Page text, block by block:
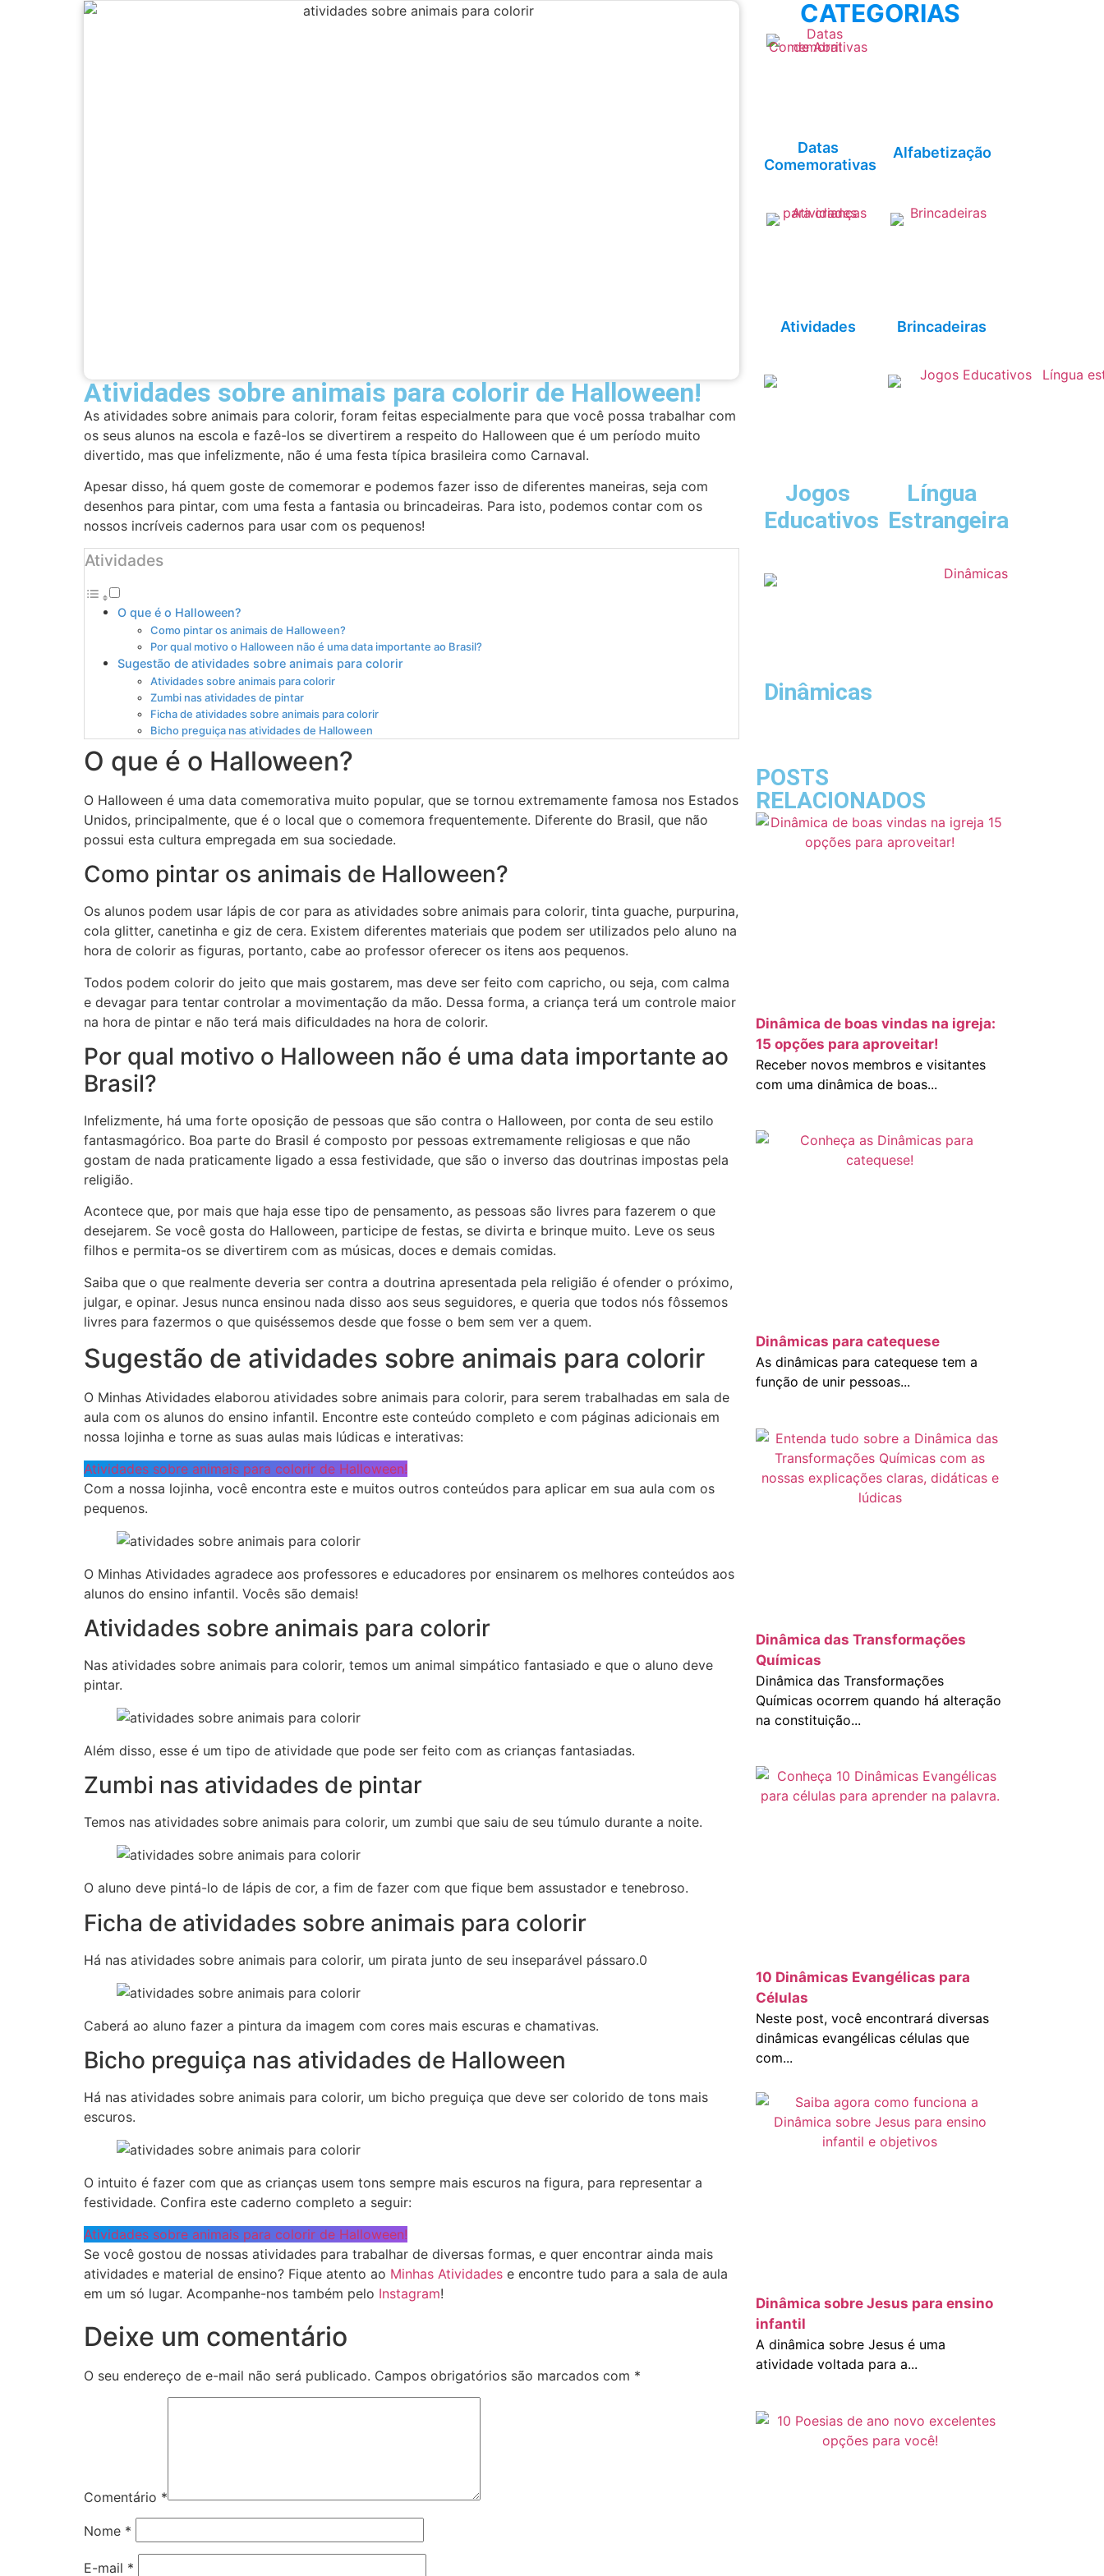
Atividades sobre animais para colorir de Halloween!
As atividades sobre animais para colorir, foram feitas especialmente para que você possa trabalhar com
os seus alunos na escola e fazê-los se divertirem a respeito do Halloween que é um período muito
divertido, mas que infelizmente, não é uma festa típica brasileira como Carnaval.
Apesar disso, há quem goste de comemorar e podemos fazer isso de diferentes maneiras, seja com
desenhos para pintar, com uma festa a fantasia ou brincadeiras. Para isto, podemos contar com os
nossos incríveis cadernos para usar com os pequenos!
Atividades
O que é o Halloween?
Como pintar os animais de Halloween?
Por qual motivo o Halloween não é uma data importante ao Brasil?
Sugestão de atividades sobre animais para colorir
Atividades sobre animais para colorir
Zumbi nas atividades de pintar
Ficha de atividades sobre animais para colorir
Bicho preguiça nas atividades de Halloween
O que é o Halloween?
O Halloween é uma data comemorativa muito popular, que se tornou extremamente famosa nos Estados
Unidos, principalmente, que é o local que o comemora frequentemente. Diferente do Brasil, que não
possui esta cultura empregada em sua sociedade.
Como pintar os animais de Halloween?
Os alunos podem usar lápis de cor para as atividades sobre animais para colorir, tinta guache, purpurina,
cola glitter, canetinha e giz de cera. Existem diferentes materiais que podem ser utilizados pelo aluno na
hora de colorir as figuras, portanto, cabe ao professor oferecer os itens aos pequenos.
Todos podem colorir do jeito que mais gostarem, mas deve ser feito com capricho, ou seja, com calma
e devagar para tentar controlar a movimentação da mão. Dessa forma, a criança terá um controle maior
na hora de pintar e não terá mais dificuldades na hora de colorir.
Por qual motivo o Halloween não é uma data importante ao
Brasil?
Infelizmente, há uma forte oposição de pessoas que são contra o Halloween, por conta de seu estilo
fantasmagórico. Boa parte do Brasil é composto por pessoas extremamente religiosas e que não
gostam de nada praticamente ligado a essa festividade, que são o inverso das doutrinas impostas pela
religião.
Acontece que, por mais que haja esse tipo de pensamento, as pessoas são livres para fazerem o que
desejarem. Se você gosta do Halloween, participe de festas, se divirta e brinque muito. Leve os seus
filhos e permita-os se divertirem com as músicas, doces e demais comidas.
Saiba que o que realmente deveria ser contra a doutrina apresentada pela religião é ofender o próximo,
julgar, e opinar. Jesus nunca ensinou nada disso aos seus seguidores, e queria que todos nós fôssemos
livres para fazermos o que quiséssemos desde que fosse o bem sem ver a quem.
Sugestão de atividades sobre animais para colorir
O Minhas Atividades elaborou atividades sobre animais para colorir, para serem trabalhadas em sala de
aula com os alunos do ensino infantil. Encontre este conteúdo completo e com páginas adicionais em
nossa lojinha e torne as suas aulas mais lúdicas e interativas:
Atividades sobre animais para colorir de Halloween!
Com a nossa lojinha, você encontra este e muitos outros conteúdos para aplicar em sua aula com os
pequenos.
O Minhas Atividades agradece aos professores e educadores por ensinarem os melhores conteúdos aos
alunos do ensino infantil. Vocês são demais!
Atividades sobre animais para colorir
Nas atividades sobre animais para colorir, temos um animal simpático fantasiado e que o aluno deve
pintar.
Além disso, esse é um tipo de atividade que pode ser feito com as crianças fantasiadas.
Zumbi nas atividades de pintar
Temos nas atividades sobre animais para colorir, um zumbi que saiu de seu túmulo durante a noite.
O aluno deve pintá-lo de lápis de cor, a fim de fazer com que fique bem assustador e tenebroso.
Ficha de atividades sobre animais para colorir
Há nas atividades sobre animais para colorir, um pirata junto de seu inseparável pássaro.0
Caberá ao aluno fazer a pintura da imagem com cores mais escuras e chamativas.
Bicho preguiça nas atividades de Halloween
Há nas atividades sobre animais para colorir, um bicho preguiça que deve ser colorido de tons mais
escuros.
O intuito é fazer com que as crianças usem tons sempre mais escuros na figura, para representar a
festividade. Confira este caderno completo a seguir:
Atividades sobre animais para colorir de Halloween!
Se você gostou de nossas atividades para trabalhar de diversas formas, e quer encontrar ainda mais
atividades e material de ensino? Fique atento ao Minhas Atividades e encontre tudo para a sala de aula
em um só lugar. Acompanhe-nos também pelo Instagram!
Deixe um comentário
O seu endereço de e-mail não será publicado. Campos obrigatórios são marcados com *
Comentário *
Nome *
E-mail *
CATEGORIAS
Datas
Comemorativas
Alfabetização
Atividades Brincadeiras
Jogos
Educativos
Língua
Estrangeira
Dinâmicas
POSTS
RELACIONADOS
Dinâmica de boas vindas na igreja:
15 opções para aproveitar!
Receber novos membros e visitantes
com uma dinâmica de boas...
Dinâmicas para catequese
As dinâmicas para catequese tem a
função de unir pessoas...
Dinâmica das Transformações
Químicas
Dinâmica das Transformações
Químicas ocorrem quando há alteração
na constituição...
10 Dinâmicas Evangélicas para
Células
Neste post, você encontrará diversas
dinâmicas evangélicas células que
com...
Dinâmica sobre Jesus para ensino
infantil
A dinâmica sobre Jesus é uma
atividade voltada para a...